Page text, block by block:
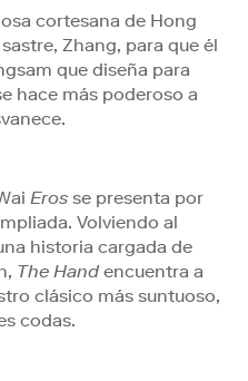
cortesana de Hong
Zhang, para que él
que diseña para
hace más poderoso a
Eros se presenta por
Volviendo al
historia cargada de
The Handencuentra a
clásico más suntuoso,
codas.